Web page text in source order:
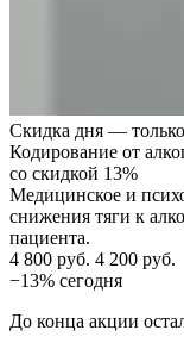
Скидка дня —
Кодирование от
со скидкой 13%
Медицинское и
снижения тяги к
пациента.
4 800 руб. 4 200 руб.
−13% сегодня
До конца акции